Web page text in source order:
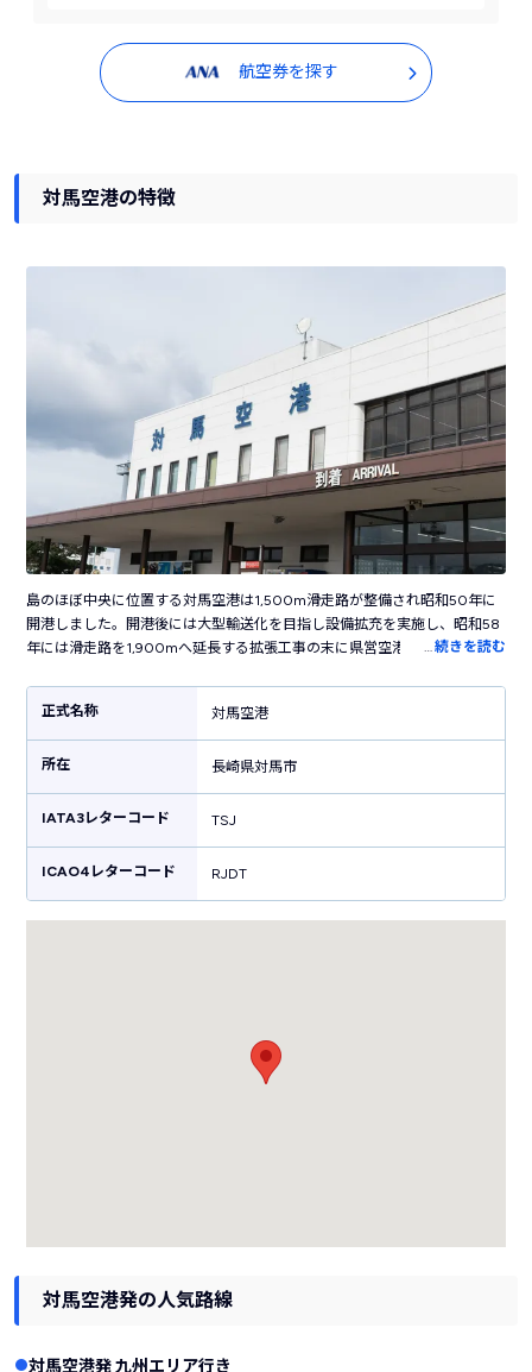
航空券を探す
対馬空港の特徴
島のほぼ中央に位置する対馬空港は1,500m滑走路が整備され昭和50年に
開港しました。開港後には大型輸送化を目指し設備拡充を実施し、昭和58
年には滑走路を1,900mへ延長する拡張工事の末に県営空港初となる「ジェ
市である福岡と長崎を結ぶ定期便が運行され、重要な役割を担っていま
す。また、対馬空港は標高97mの白連江山を切り開き造られています。そ
のため、北にはリアス式海岸線の「浅茅湾」が、南には壱岐・対馬国定公
園に指定される「玄海灘」に望む山岳空港としても有名です。
…続きを読む
正式名称 対馬空港
所在 長崎県対馬市
IATA3レターコード TSJ
ICAO4レターコード RJDT
対馬空港発の人気路線
対馬空港発 九州エリア行き